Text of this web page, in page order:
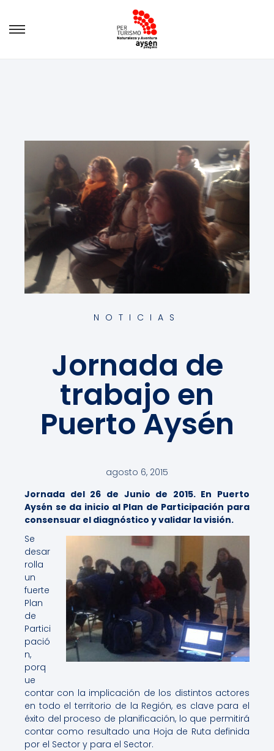
NOTICIAS
Jornada de
trabajo en
Puerto Aysén
agosto 6, 2015
Jornada del 26 de Junio de 2015. En Puerto
Aysén se da inicio al Plan de Participación para
consensuar el diagnóstico y validar la visión.
Se
desar
rolla
un
fuerte
Plan
de
Partici
pació
n,
porq
ue
contar con la implicación de los distintos actores
en todo el territorio de la Región, es clave para el
éxito del proceso de planificación, lo que permitirá
contar como resultado una Hoja de Ruta definida
por el Sector y para el Sector.